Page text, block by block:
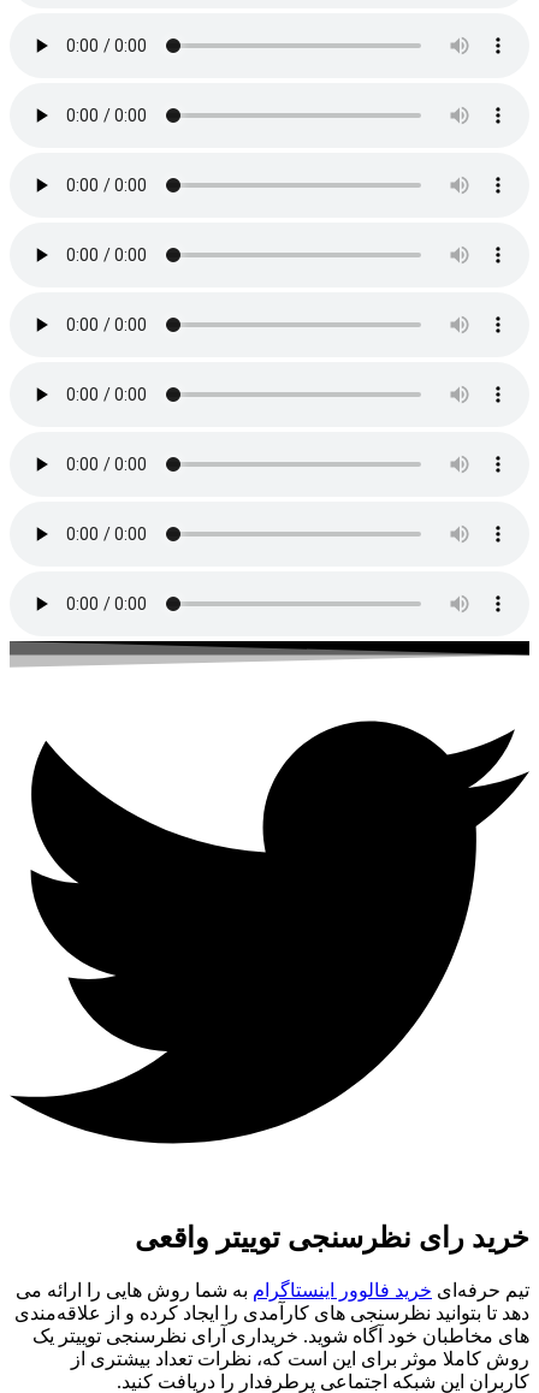
خرید رای نظرسنجی توییتر واقعی
تیم حرفه‌ای خرید فالوور اینستاگرام به شما روش‌ هایی را ارائه می‌
دهد تا بتوانید نظرسنجی‌ های کارآمدی را ایجاد کرده و از علاقه‌مندی‌
های مخاطبان خود آگاه شوید. خریداری آرای نظرسنجی توییتر یک
روش کاملا موثر برای این است که، نظرات تعداد بیشتری از
کاربران این شبکه اجتماعی پرطرفدار را دریافت کنید.